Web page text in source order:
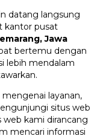
datang langsung
kantor pusat
Jawa
bertemu dengan
lebih mendalam
layanan,
situs web
web kami dirancang
mencari informasi